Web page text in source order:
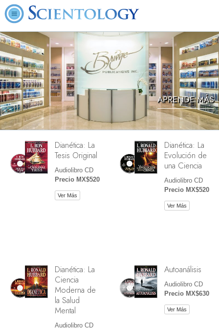
APRENDE MÁS
Dianética: La
Tesis Original
Audiolibro CD
Precio MX$520
Ver Más
Dianética: La
Evolución de
una Ciencia
Audiolibro CD
Precio MX$520
Ver Más
Dianética: La
Ciencia
Moderna de
la Salud
Mental
Audiolibro CD
Autoanálisis
Audiolibro CD
Precio MX$630
Ver Más